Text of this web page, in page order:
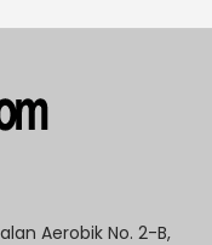
Aerobik No. 2-B,